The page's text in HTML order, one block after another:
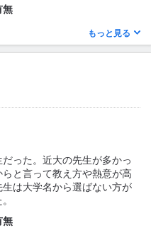
張感が保たれた空間でし
、Aクラスは復習なしわかっ
かるような感じでした。 英
スト、先週の授業内容(ほぼ
小テストから始まります。
に点数聞く感じなので恥じ
テストは毎度回収して授業
たいな事も基本起きないで
生方のおかげで90分授業は
学は例題を書込み式でやる
無
スト期間中には、授業がな
況だった。
は、実際の様子は聞いたこ
家で話したりしていたの
リのある内容だったように
もっと見る
った。近大の先生が多かっ
と言って教え方や熱意が高
は大学名から選ばない方が
無